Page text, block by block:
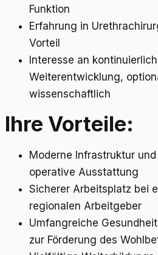
Funktion
Erfahrung in
Vorteil
Interesse an
Weiterentwicklung,
wissenschaftlich
Ihre Vorteile:
Moderne Infrastruktur
operative Ausstattung
Sicherer Arbeitsplatz bei
regionalen Arbeitgeber
Umfangreiche
zur Förderung des